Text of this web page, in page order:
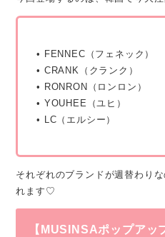
• FENNEC（フェネック）
• CRANK（クランク）
• RONRON（ロンロン）
• YOUHEE（ユヒ）
• LC（エルシー）
それぞれのブランドが週替わり
れます♡
【MUSINSAポップアッ